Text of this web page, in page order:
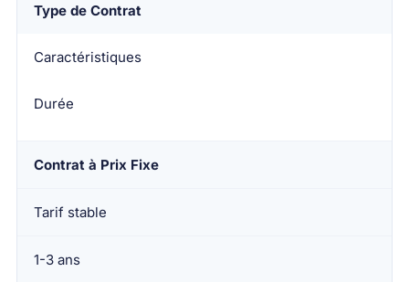
Type de Contrat
Caractéristiques
Durée
Contrat à Prix Fixe
Tarif stable
1-3 ans